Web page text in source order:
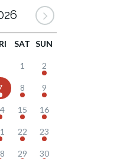
SAT SUN
1 2
8 9
15 16
22 23
29 30